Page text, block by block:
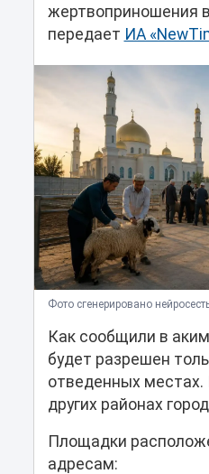
жертвоприношения
передает ИА
Фото сгенерировано
Как сообщили в
будет разрешен
отведенных местах.
других районах
Площадки
адресам: